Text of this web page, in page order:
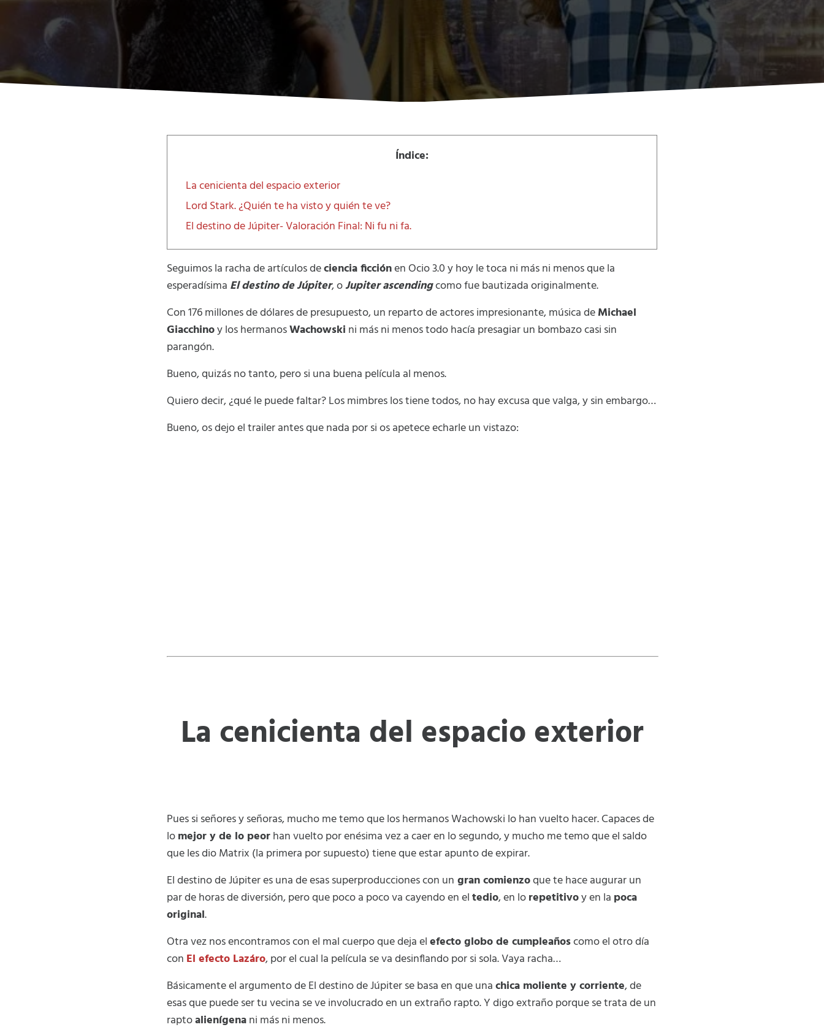
Índice:
La cenicienta del espacio exterior
Lord Stark. ¿Quién te ha visto y quién te ve?
El destino de Júpiter- Valoración Final: Ni fu ni fa.
Seguimos la racha de artículos deciencia ficciónen Ocio 3.0 y hoy le toca ni más ni menos que la
esperadísima El destino de Júpiter, oJupiter ascendingcomo fue bautizada originalmente.
Con 176 millones de dólares de presupuesto, un reparto de actores impresionante, música deMichael
Giacchinoy los hermanosWachowski ni más ni menos todo hacía presagiar un bombazo casi sin
parangón.
Bueno, quizás no tanto, pero si una buena película al menos.
Quiero decir, ¿qué le puede faltar? Los mimbres los tiene todos, no hay excusa que valga, y sin embargo…
Bueno, os dejo el trailer antes que nada por si os apetece echarle un vistazo:
La cenicienta del espacio exterior
Pues si señores y señoras, mucho me temo que los hermanos Wachowski lo han vuelto hacer. Capaces de
lomejor y de lo peorhan vuelto por enésima vez a caer en lo segundo, y mucho me temo que el saldo
que les dio Matrix (la primera por supuesto) tiene que estar apunto de expirar.
El destino de Júpiter es una de esas superproducciones con un gran comienzoque te hace augurar un
par de horas de diversión, pero que poco a poco va cayendo en eltedio, en lorepetitivoy en la poca
original.
Otra vez nos encontramos con el mal cuerpo que deja elefecto globo de cumpleañoscomo el otro día
con El efecto Lazáro, por el cual la película se va desinflando por si sola. Vaya racha…
Básicamente el argumento de El destino de Júpiter se basa en que unachica moliente y corriente, de
esas que puede ser tu vecina se ve involucrado en un extraño rapto. Y digo extraño porque se trata de un
raptoalienígenani más ni menos.